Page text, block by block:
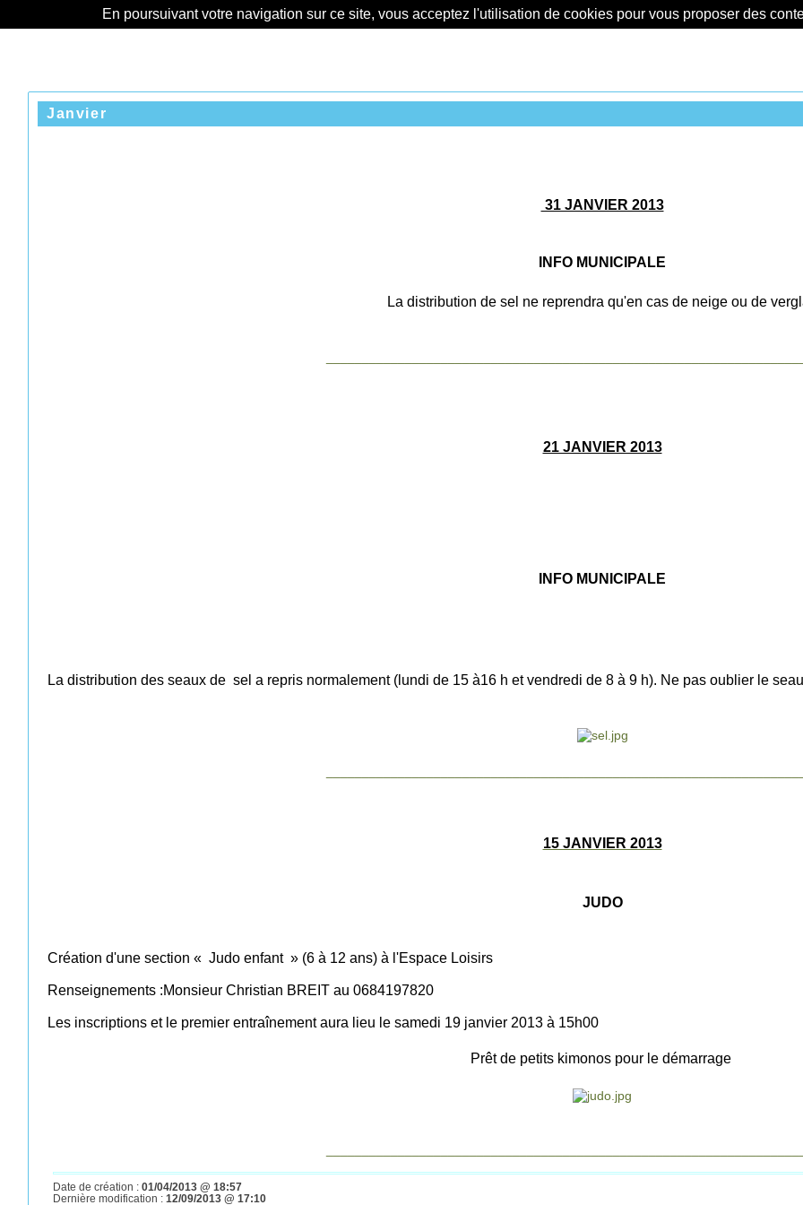
En poursuivant votre navigation sur ce site, vous acceptez l'utilisation de cookies pour vous proposer des
Janvier
31 JANVIER 2013
INFO MUNICIPALE
La distribution de sel ne reprendra qu'en cas de neige ou de
21 JANVIER 2013
INFO MUNICIPALE
La distribution des seaux de sel a repris normalement (lundi de 15 à16 h et vendredi de 8 à 9 h). Ne pas oublier le seau
15 JANVIER 2013
JUDO
Création d'une section « Judo enfant » (6 à 12 ans) à l'Espace Loisirs
Renseignements :Monsieur Christian BREIT au 0684197820
Les inscriptions et le premier entraînement aura lieu le samedi 19 janvier 2013 à 15h00
Prêt de petits kimonos pour le démarrage
Date de création : 01/04/2013 @ 18:57
Dernière modification : 12/09/2013 @ 17:10